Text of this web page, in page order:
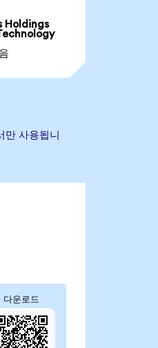
Holdings
사용됩니
다운로드